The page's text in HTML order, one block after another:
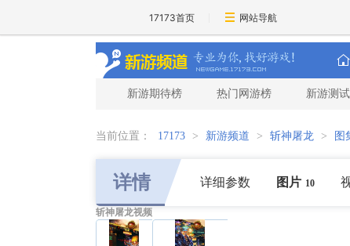
17173首页 网站导航
新游期待榜 热门网游榜 新游测
当前位置： 17173 > 新游频道 > 斩神屠龙 > 图
详情 详细参数 图片 10
斩神屠龙视频